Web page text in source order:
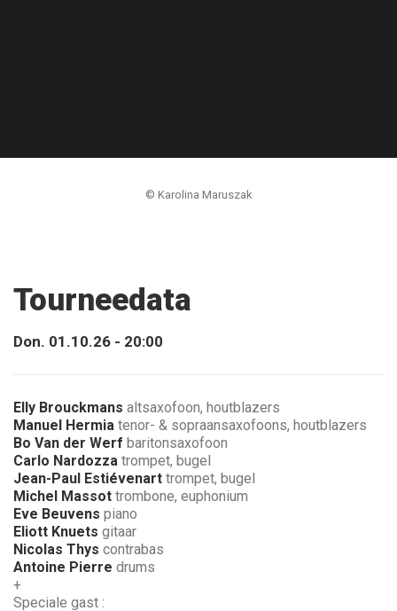
© Karolina Maruszak
Tourneedata
Don. 01.10.26 - 20:00
Elly Brouckmans altsaxofoon, houtblazers
Manuel Hermia tenor- & sopraansaxofoons, houtblazers
Bo Van der Werf baritonsaxofoon
Carlo Nardozza trompet, bugel
Jean-Paul Estiévenart trompet, bugel
Michel Massot trombone, euphonium
Eve Beuvens piano
Eliott Knuets gitaar
Nicolas Thys contrabas
Antoine Pierre drums
+
Speciale gast :